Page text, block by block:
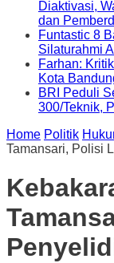
Diaktivasi,
dan
Funtastic 8
Silaturahmi
Farhan:
Kota
BRI Peduli
300/Teknik,
Home Politik
Tamansari, Polisi